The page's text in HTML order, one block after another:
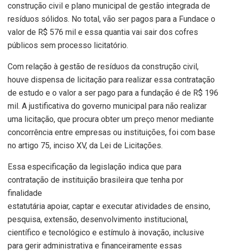
construção civil e plano municipal de gestão integrada de
resíduos sólidos. No total, vão ser pagos para a Fundace o
valor de R$ 576 mil e essa quantia vai sair dos cofres
públicos sem processo licitatório.
Com relação à gestão de resíduos da construção civil,
houve dispensa de licitação para realizar essa contratação
de estudo e o valor a ser pago para a fundação é de R$ 196
mil. A justificativa do governo municipal para não realizar
uma licitação, que procura obter um preço menor mediante
concorrência entre empresas ou instituições, foi com base
no artigo 75, inciso XV, da Lei de Licitações.
Essa especificação da legislação indica que para
contratação de instituição brasileira que tenha por
finalidade
estatutária apoiar, captar e executar atividades de ensino,
pesquisa, extensão, desenvolvimento institucional,
científico e tecnológico e estímulo à inovação, inclusive
para gerir administrativa e financeiramente essas